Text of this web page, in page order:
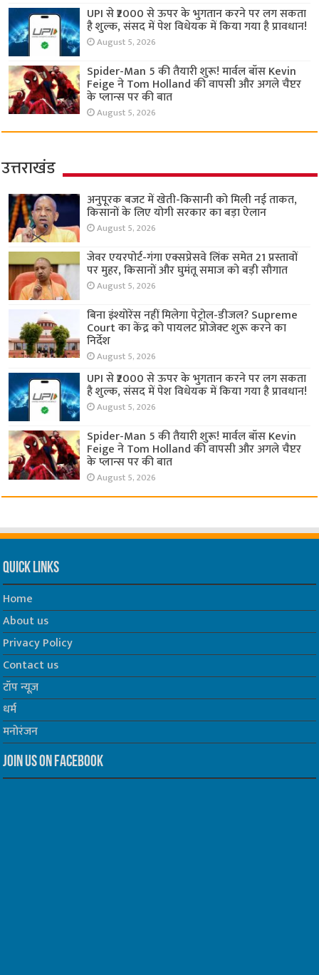
UPI से ₹2000 से ऊपर के भुगतान करने पर लग सकता
है शुल्क, संसद में पेश विधेयक में किया गया है प्रावधान!
August 5, 2026
Spider-Man 5 की तैयारी शुरू! मार्वल बॉस Kevin
Feige ने Tom Holland की वापसी और अगले चैप्टर
के प्लान्स पर की बात
August 5, 2026
उत्तराखंड
अनुपूरक बजट में खेती-किसानी को मिली नई ताकत,
किसानों के लिए योगी सरकार का बड़ा ऐलान
August 5, 2026
जेवर एयरपोर्ट-गंगा एक्सप्रेसवे लिंक समेत 21 प्रस्तावों
पर मुहर, किसानों और घुमंतू समाज को बड़ी सौगात
August 5, 2026
बिना इंश्योरेंस नहीं मिलेगा पेट्रोल-डीजल? Supreme
Court का केंद्र को पायलट प्रोजेक्ट शुरू करने का
निर्देश
August 5, 2026
UPI से ₹2000 से ऊपर के भुगतान करने पर लग सकता
है शुल्क, संसद में पेश विधेयक में किया गया है प्रावधान!
August 5, 2026
Spider-Man 5 की तैयारी शुरू! मार्वल बॉस Kevin
Feige ने Tom Holland की वापसी और अगले चैप्टर
के प्लान्स पर की बात
August 5, 2026
Quick Links
Home
About us
Privacy Policy
Contact us
टॉप न्यूज़
धर्म
मनोरंजन
Join us on Facebook